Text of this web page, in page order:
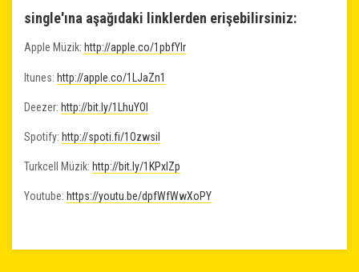
single'ına aşağıdaki linklerden erişebilirsiniz:
Apple Müzik: http://apple.co/1pbfYIr
Itunes: http://apple.co/1LJaZn1
Deezer: http://bit.ly/1LhuYOI
Spotify: http://spoti.fi/1Ozwsil
Turkcell Müzik: http://bit.ly/1KPxlZp
Youtube: https://youtu.be/dpfWfWwXoPY